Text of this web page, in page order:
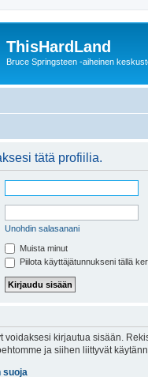
ThisHardLand
Bruce Springsteen -aiheinen
tätä profiilia.
Unohdin salasanani
Muista minut
Piilota käyttäjätunnukseni tällä
voidaksesi kirjautua sisään.
ja siihen liittyvät
suoja